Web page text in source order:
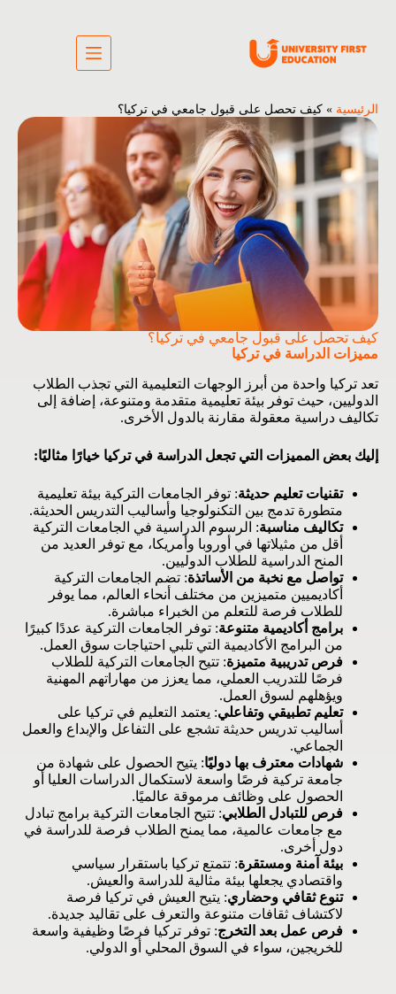
الرئيسية » كيف تحصل على قبول جامعي في تركيا؟
كيف تحصل على قبول جامعي في تركيا؟
مميزات الدراسة في تركيا
تعد تركيا واحدة من أبرز الوجهات التعليمية التي تجذب الطلاب
الدوليين، حيث توفر بيئة تعليمية متقدمة ومتنوعة، إضافة إلى
تكاليف دراسية معقولة مقارنة بالدول الأخرى.
إليك بعض المميزات التي تجعل الدراسة في تركيا خيارًا مثاليًا:
تقنيات تعليم حديثة: توفر الجامعات التركية بيئة تعليمية
متطورة تدمج بين التكنولوجيا وأساليب التدريس الحديثة.
تكاليف مناسبة: الرسوم الدراسية في الجامعات التركية
أقل من مثيلاتها في أوروبا وأمريكا، مع توفر العديد من
المنح الدراسية للطلاب الدوليين.
تواصل مع نخبة من الأساتذة: تضم الجامعات التركية
أكاديميين متميزين من مختلف أنحاء العالم، مما يوفر
للطلاب فرصة للتعلم من الخبراء مباشرة.
برامج أكاديمية متنوعة: توفر الجامعات التركية عددًا كبيرًا
من البرامج الأكاديمية التي تلبي احتياجات سوق العمل.
فرص تدريبية متميزة: تتيح الجامعات التركية للطلاب
فرصًا للتدريب العملي، مما يعزز من مهاراتهم المهنية
ويؤهلهم لسوق العمل.
تعليم تطبيقي وتفاعلي: يعتمد التعليم في تركيا على
أساليب تدريس حديثة تشجع على التفاعل والإبداع والعمل
الجماعي.
شهادات معترف بها دوليًا: يتيح الحصول على شهادة من
جامعة تركية فرصًا واسعة لاستكمال الدراسات العليا أو
الحصول على وظائف مرموقة عالميًا.
فرص للتبادل الطلابي: تتيح الجامعات التركية برامج تبادل
مع جامعات عالمية، مما يمنح الطلاب فرصة للدراسة في
دول أخرى.
بيئة آمنة ومستقرة: تتمتع تركيا باستقرار سياسي
واقتصادي يجعلها بيئة مثالية للدراسة والعيش.
تنوع ثقافي وحضاري: يتيح العيش في تركيا فرصة
لاكتشاف ثقافات متنوعة والتعرف على تقاليد جديدة.
فرص عمل بعد التخرج: توفر تركيا فرصًا وظيفية واسعة
للخريجين، سواء في السوق المحلي أو الدولي.